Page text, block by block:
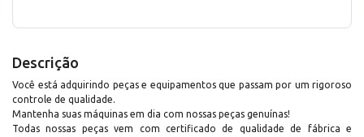
Descrição
Você está adquirindo peças e equipamentos que passam por um rigoroso
controle de qualidade.
Mantenha suas máquinas em dia com nossas peças genuínas!
Todas nossas peças vem com certificado de qualidade de fábrica e